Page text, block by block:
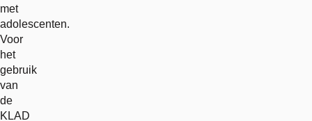
met
adolescenten.
Voor
het
gebruik
van
de
KLAD